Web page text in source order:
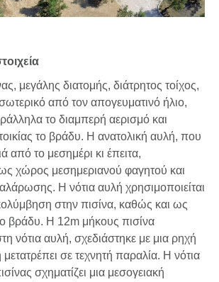
μεγάλης διατομής, διάτρητος τοίχος,
από τον απογευματινό ήλιο,
το διαμπερή αερισμό και
το βράδυ. Η ανατολική αυλή, που
από το μεσημέρι κι έπειτα,
ως χώρος μεσημεριανού φαγητού και
Η νότια αυλή χρησιμοποιείται
στην πισίνα, καθώς και ως
βράδυ. Η 12m μήκους πισίνα
νότια αυλή, σχεδιάστηκε με μια ρηχή
σε τεχνητή παραλία. Η νότια
σχηματίζει μια μεσογειακή